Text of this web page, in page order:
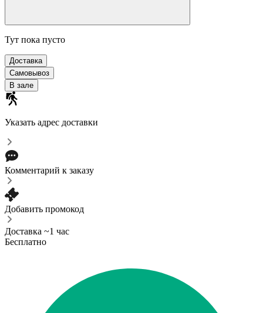
Тут пока пусто
Доставка
Самовывоз
В зале
Указать адрес доставки
Комментарий к заказу
Добавить промокод
Доставка ~1 час
Бесплатно